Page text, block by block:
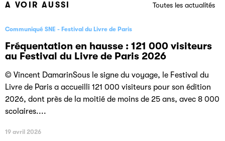
A VOIR AUSSI Toutes les actualités
Communiqué SNE Festival du Livre de Paris
Fréquentation en hausse : 121 000 visiteurs
au Festival du Livre de Paris 2026
© Vincent DamarinSous le signe du voyage, le Festival du
Livre de Paris a accueilli 121 000 visiteurs pour son édition
2026, dont près de la moitié de moins de 25 ans, avec 8 000
scolaires....
19 avril 2026